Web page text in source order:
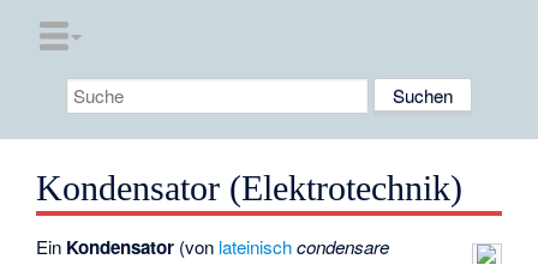
Kondensator (Elektrotechnik)
Ein Kondensator (von lateinisch condensare